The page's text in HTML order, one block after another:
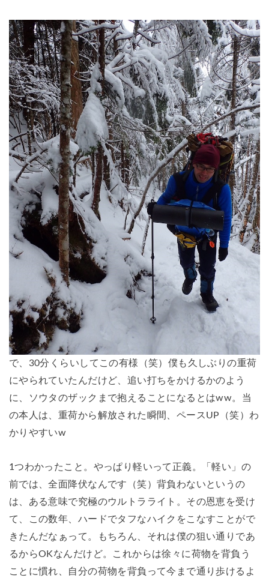
で、30分くらいしてこの有様（笑）僕も久しぶりの重荷
にやられていたんだけど、追い打ちをかけるかのよう
に、ソウタのザックまで抱えることになるとはww。当
の本人は、重荷から解放された瞬間、ペースUP（笑）わ
かりやすいw
1つわかったこと。やっぱり軽いって正義。「軽い」の
前では、全面降伏なんです（笑）背負わないというの
は、ある意味で究極のウルトラライト。その恩恵を受け
て、この数年、ハードでタフなハイクをこなすことがで
きたんだなぁって。もちろん、それは僕の狙い通りであ
るからOKなんだけど。これからは徐々に荷物を背負う
ことに慣れ、自分の荷物を背負って今まで通り歩けるよ